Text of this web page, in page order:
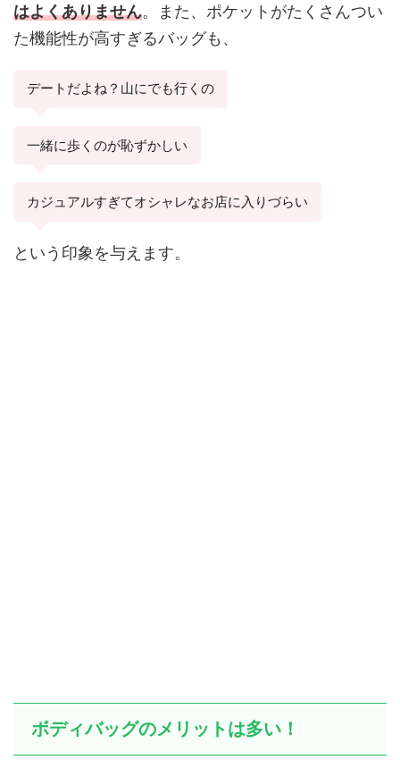
はよくありません。また、ポケットがたくさんつい
た機能性が高すぎるバッグも、
デートだよね？山にでも行くの
一緒に歩くのが恥ずかしい
カジュアルすぎてオシャレなお店に入りづらい
という印象を与えます。
ボディバッグのメリットは多い！